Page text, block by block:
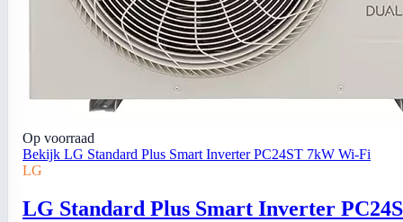
Op voorraad
Bekijk LG Standard Plus Smart Inverter PC24ST 7kW Wi-Fi
LG
LG Standard Plus Smart Inverter